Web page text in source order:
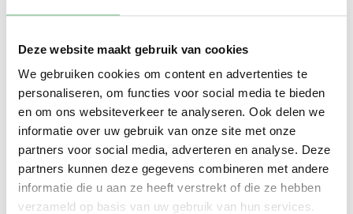
Deze website maakt gebruik van cookies
We gebruiken cookies om content en advertenties te
personaliseren, om functies voor social media te bieden
en om ons websiteverkeer te analyseren. Ook delen we
informatie over uw gebruik van onze site met onze
partners voor social media, adverteren en analyse. Deze
partners kunnen deze gegevens combineren met andere
informatie die u aan ze heeft verstrekt of die ze hebben
verzameld op basis van uw gebruik van hun services.
Een volle accu kost gemiddeld €15 tot €20 bij
thuisladen. Gebruik je een snellader onderweg, dan
zijn de kosten ongeveer €25 tot €35.
Vergeleken met brandstof zoals benzine is dat fors
goedkoper. Bovendien verlaag je met elektrisch
rijden niet alleen je gebruikskosten, maar ook je
milieubelasting.
Het bandenspanningscontrolesysteem en de